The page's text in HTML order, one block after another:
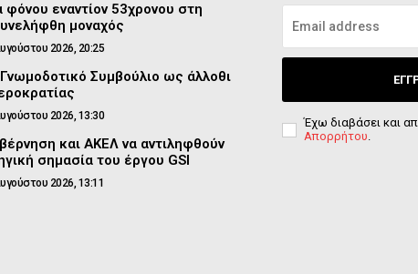
φόνου εναντίον 53χρονου στη
μοναχός
2026, 20:25
Συμβούλιο ως άλλοθι
2026, 13:30
και ΑΚΕΛ να αντιληφθούν
σημασία του έργου GSI
2026, 13:11
Έχω διαβάσει και
Απορρήτου.